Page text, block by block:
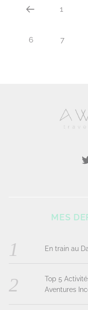
1
6 7
MES
En train au
Top 5
Aventures